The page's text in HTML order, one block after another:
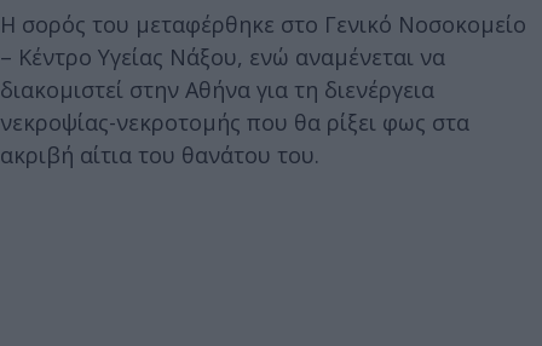
Η σορός του μεταφέρθηκε στο Γενικό Νοσοκομείο
– Κέντρο Υγείας Νάξου, ενώ αναμένεται να
διακομιστεί στην Αθήνα για τη διενέργεια
νεκροψίας-νεκροτομής που θα ρίξει φως στα
ακριβή αίτια του θανάτου του.